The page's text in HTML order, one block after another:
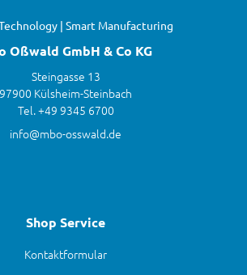
| Smart Manufacturing
Oßwald GmbH & Co KG
Steingasse 13
97900 Külsheim-Steinbach
Tel. +49 9345 6700
info@mbo-osswald.de
Shop Service
Kontaktformular